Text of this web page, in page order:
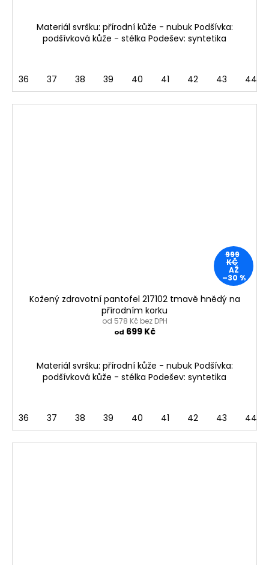
Materiál svršku: přírodní kůže - nubuk Podšívka:
podšívková kůže - stélka Podešev: syntetika
36 37 38 39 40 41 42 43 44
999
KČ
AŽ
–30 %
Kožený zdravotní pantofel 217102 tmavě hnědý na
přírodním korku
od 578 Kč bez DPH
od 699 Kč
Materiál svršku: přírodní kůže - nubuk Podšívka:
podšívková kůže - stélka Podešev: syntetika
36 37 38 39 40 41 42 43 44